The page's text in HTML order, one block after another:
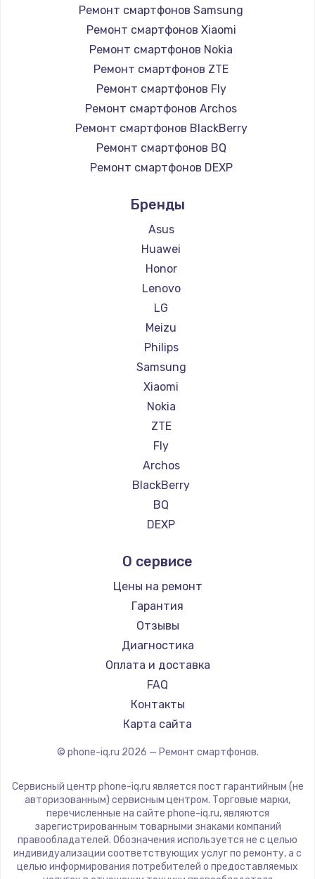
Ремонт смартфонов Samsung
Ремонт смартфонов Xiaomi
Ремонт смартфонов Nokia
Ремонт смартфонов ZTE
Ремонт смартфонов Fly
Ремонт смартфонов Archos
Ремонт смартфонов BlackBerry
Ремонт смартфонов BQ
Ремонт смартфонов DEXP
Ремонт смартфонов Ginzzu
Ремонт смартфонов Highscreen
Ремонт смартфонов Irbis
Ремонт смартфонов Kyocera
Ремонт смартфонов LeEco
Ремонт смартфонов OnePlus
Ремонт смартфонов teXet
Ремонт смартфонов Motorola
Ремонт смартфонов Prestigio
Ремонт смартфонов Vertex
Ремонт смартфонов Microsoft
Ремонт смартфонов Sharp
Ремонт смартфонов Elephone
Ремонт смартфонов BlackView
Ремонт смартфонов Google
Ремонт смартфонов Vertu
Ремонт смартфонов Tp-Link
Ремонт смартфонов Nubia
Ремонт смартфонов Land Rover
Ремонт смартфонов Acer
Ремонт смартфонов HP
Ремонт смартфонов Poco
Ремонт смартфонов HTC
Ремонт смартфонов Blackmagic
Ремонт смартфонов Nothing
Ремонт смартфонов iQOO
Бренды
Asus
Huawei
Honor
Lenovo
LG
Meizu
Philips
Samsung
Xiaomi
Nokia
ZTE
Fly
Archos
BlackBerry
BQ
DEXP
Ginzzu
Highscreen
Irbis
Kyocera
LeEco
OnePlus
teXet
Motorola
Prestigio
Elephone
BlackView
Google
Vertu
О сервисе
Цены на ремонт
Гарантия
Отзывы
Диагностика
Оплата и доставка
FAQ
Контакты
Карта сайта
© phone-iq.ru 2026 — Ремонт смартфонов.
Сервисный центр phone-iq.ru является пост гарантийным (не
авторизованным) сервисным центром. Торговые марки,
перечисленные на сайте phone-iq.ru, являются
зарегистрированным товарными знаками компаний
правообладателей. Обозначения используется не с целью
индивидуализации соответствующих услуг по ремонту, а с
целью информирования потребителей о предоставляемых